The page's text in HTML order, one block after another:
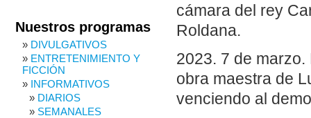
cámara del rey
Roldana.​
2023. 7 de
obra maestra de
venciendo al
Nuestros programas
DIVULGATIVOS
ENTRETENIMIENTO Y
FICCIÓN
INFORMATIVOS
DIARIOS
SEMANALES